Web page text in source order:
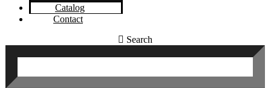
Catalog
Contact
Search